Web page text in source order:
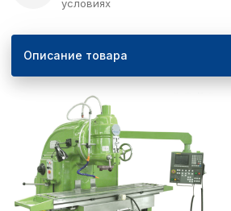
условиях
Описание товара